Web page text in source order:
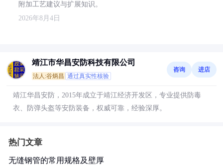
附加工艺建议与扩展知识。
2026年8月4日
靖江市华昌安防科技有限公司
法人:谷炳昌 通过真实性核验
咨询 进店
靖江华昌安防，2015年成立于靖江经济开发区，专业提供防毒
衣、防弹头盔等安防装备，权威可靠，经验深厚。
热门文章
无缝钢管的常用规格及壁厚